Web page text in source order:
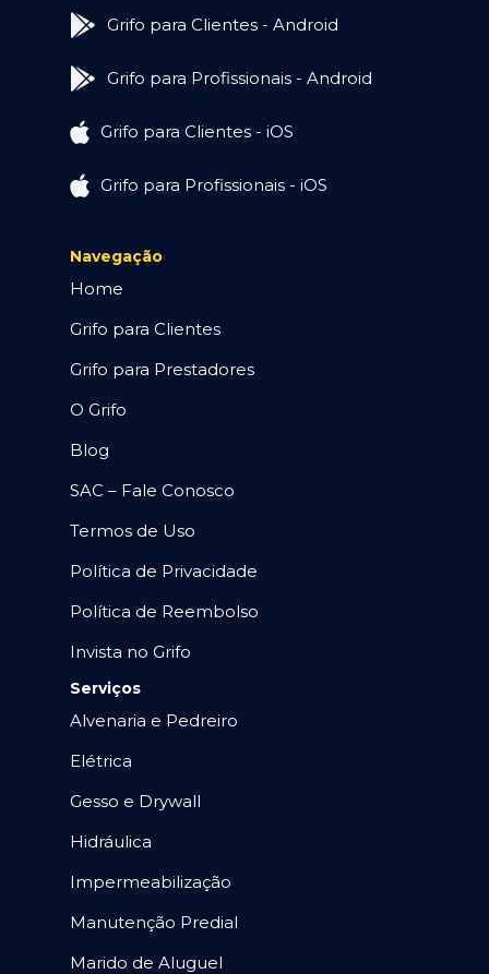
Grifo para Clientes - Android
Grifo para Profissionais - Android
Grifo para Clientes - iOS
Grifo para Profissionais - iOS
Navegação
Home
Grifo para Clientes
Grifo para Prestadores
O Grifo
Blog
SAC – Fale Conosco
Termos de Uso
Política de Privacidade
Política de Reembolso
Invista no Grifo
Serviços
Alvenaria e Pedreiro
Elétrica
Gesso e Drywall
Hidráulica
Impermeabilização
Manutenção Predial
Marido de Aluguel